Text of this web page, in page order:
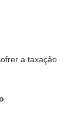
a taxação